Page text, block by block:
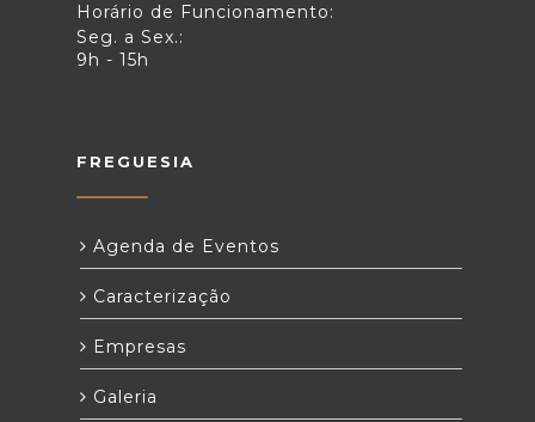
Horário de Funcionamento:
Seg. a Sex.:
9h - 15h
FREGUESIA
Agenda de Eventos
Caracterização
Empresas
Galeria